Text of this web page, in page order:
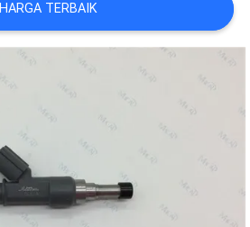
HARGA TERBAIK